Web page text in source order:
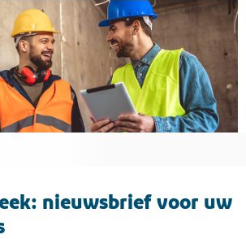
nieuwsbrief voor uw